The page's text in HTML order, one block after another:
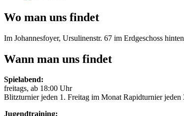
Wo man uns findet
Im Johannesfoyer, Ursulinenstr. 67 im Erdgeschoss
Wann man uns findet
Spielabend:
freitags, ab 18:00 Uhr
Blitzturnier jeden 1. Freitag im Monat Rapidturnier jeden
Jugendtraining: